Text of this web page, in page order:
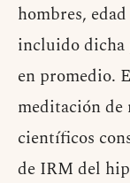
hombres,
incluido dicha
en promedio.
meditación de
científicos
de IRM del